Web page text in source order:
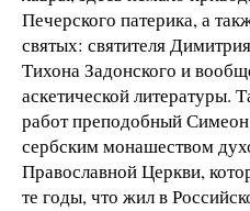
Печерского патерика, а
святых: святителя
Тихона Задонского и
аскетической литературы.
работ преподобный
сербским монашеством
Православной Церкви,
те годы, что жил в